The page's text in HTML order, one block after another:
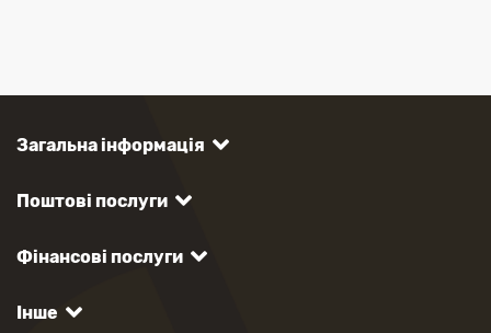
Загальна інформація
Поштові послуги
Фінансові послуги
Інше